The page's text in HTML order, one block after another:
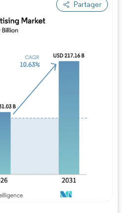
Partager
Image © Mordor Intelligence. La